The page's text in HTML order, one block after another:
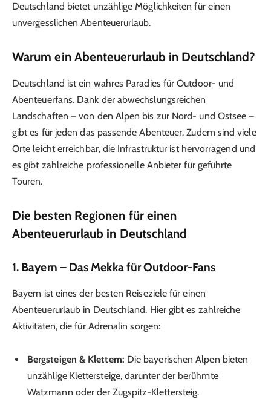
Deutschland bietet unzählige Möglichkeiten für einen
unvergesslichen Abenteuerurlaub.
Warum ein Abenteuerurlaub in Deutschland?
Deutschland ist ein wahres Paradies für Outdoor- und
Abenteuerfans. Dank der abwechslungsreichen
Landschaften – von den Alpen bis zur Nord- und Ostsee –
gibt es für jeden das passende Abenteuer. Zudem sind viele
Orte leicht erreichbar, die Infrastruktur ist hervorragend und
es gibt zahlreiche professionelle Anbieter für geführte
Touren.
Die besten Regionen für einen
Abenteuerurlaub in Deutschland
1. Bayern – Das Mekka für Outdoor-Fans
Bayern ist eines der besten Reiseziele für einen
Abenteuerurlaub in Deutschland. Hier gibt es zahlreiche
Aktivitäten, die für Adrenalin sorgen:
Bergsteigen & Klettern: Die bayerischen Alpen bieten
unzählige Klettersteige, darunter der berühmte
Watzmann oder der Zugspitz-Klettersteig.